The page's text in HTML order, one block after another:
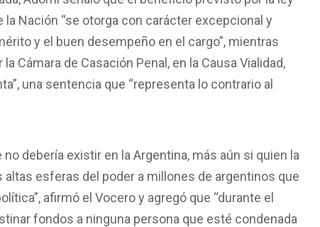
Nación “se otorga con carácter excepcional y
y el buen desempeño en el cargo”, mientras
Cámara de Casación Penal, en la Causa Vialidad,
una sentencia que “representa lo contrario al
debería existir en la Argentina, más aún si quien la
esferas del poder a millones de argentinos que
afirmó el Vocero y agregó que “durante el
fondos a ninguna persona que esté condenada